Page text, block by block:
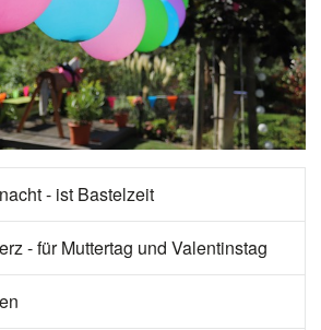
- ist Bastelzeit
- für Muttertag und Valentinstag